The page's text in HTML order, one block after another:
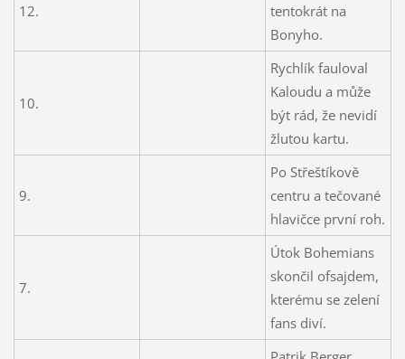
12.
tentokrát na
Bonyho.
10.
Rychlík fauloval
Kaloudu a může
být rád, že nevidí
žlutou kartu.
9.
Po Střeštíkově
centru a tečované
hlavičce první roh.
7.
Útok Bohemians
skončil ofsajdem,
kterému se zelení
fans diví.